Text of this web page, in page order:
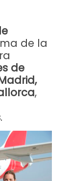
de la
de
,
.